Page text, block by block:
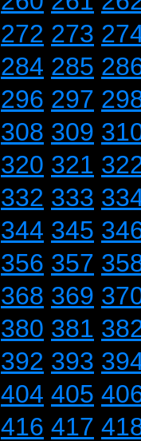
272 273
284 285
296 297
308 309
320 321
332 333
344 345
356 357
368 369
380 381
392 393
404 405
416 417